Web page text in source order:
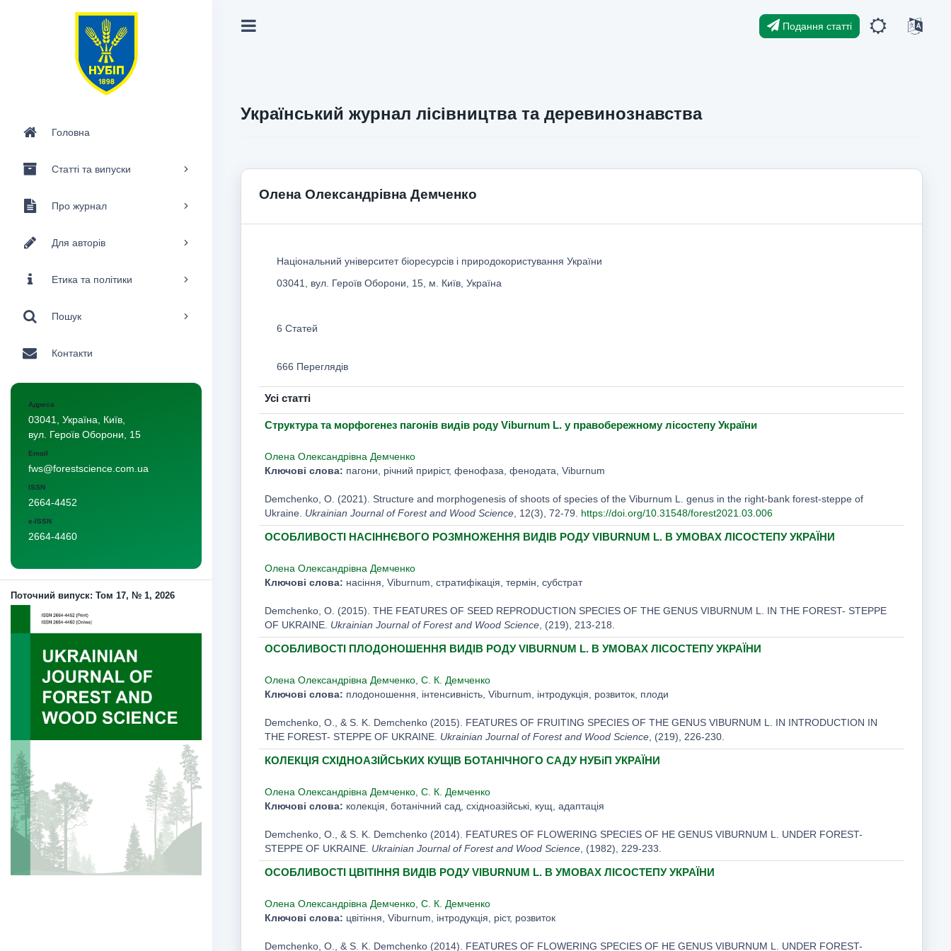
Головна
Статті та випуски
Про журнал
Для авторів
Етика та політики
Пошук
Контакти
Адреса
03041, Україна, Київ,
вул. Героїв Оборони, 15
Email
fws@forestscience.com.ua
ISSN
2664-4452
e-ISSN
2664-4460
Поточний випуск: Том 17, № 1, 2026
Подання статті
Український журнал лісівництва та деревинознавства
Олена Олександрівна Демченко
Національний університет біоресурсів і природокористування України
03041, вул. Героїв Оборони, 15, м. Київ, Україна
6 Статей
666 Переглядів
Усі статті
Структура та морфогенез пагонів видів роду Viburnum L. у правобережному лісостепу України
Олена Олександрівна Демченко
Ключові слова: пагони, річний приріст, фенофаза, фенодата, Viburnum
Demchenko, O. (2021). Structure and morphogenesis of shoots of species of the Viburnum L. genus in the right-bank forest-steppe of
Ukraine. Ukrainian Journal of Forest and Wood Science, 12(3), 72-79. https://doi.org/10.31548/forest2021.03.006
ОСОБЛИВОСТІ НАСІННЄВОГО РОЗМНОЖЕННЯ ВИДІВ РОДУ VIBURNUM L. В УМОВАХ ЛІСОСТЕПУ УКРАЇНИ
Олена Олександрівна Демченко
Ключові слова: насіння, Viburnum, стратифікація, термін, субстрат
Demchenko, O. (2015). THE FEATURES OF SEED REPRODUCTION SPECIES OF THE GENUS VIBURNUM L. IN THE FOREST- STEPPE
OF UKRAINE. Ukrainian Journal of Forest and Wood Science, (219), 213-218.
ОСОБЛИВОСТІ ПЛОДОНОШЕННЯ ВИДІВ РОДУ VIBURNUM L. В УМОВАХ ЛІСОСТЕПУ УКРАЇНИ
Олена Олександрівна Демченко, С. К. Демченко
Ключові слова: плодоношення, інтенсивність, Viburnum, інтродукція, розвиток, плоди
Demchenko, O., & S. K. Demchenko (2015). FEATURES OF FRUITING SPECIES OF THE GENUS VIBURNUM L. IN INTRODUCTION IN
THE FOREST- STEPPE OF UKRAINE. Ukrainian Journal of Forest and Wood Science, (219), 226-230.
КОЛЕКЦІЯ СХІДНОАЗІЙСЬКИХ КУЩІВ БОТАНІЧНОГО САДУ НУБіП УКРАЇНИ
Олена Олександрівна Демченко, С. К. Демченко
Ключові слова: колекція, ботанічний сад, східноазійські, кущ, адаптація
Demchenko, O., & S. K. Demchenko (2014). FEATURES OF FLOWERING SPECIES OF HE GENUS VIBURNUM L. UNDER FOREST-
STEPPE OF UKRAINE. Ukrainian Journal of Forest and Wood Science, (1982), 229-233.
ОСОБЛИВОСТІ ЦВІТІННЯ ВИДІВ РОДУ VIBURNUM L. В УМОВАХ ЛІСОСТЕПУ УКРАЇНИ
Олена Олександрівна Демченко, С. К. Демченко
Ключові слова: цвітіння, Viburnum, інтродукція, ріст, розвиток
Demchenko, O., & S. K. Demchenko (2014). FEATURES OF FLOWERING SPECIES OF HE GENUS VIBURNUM L. UNDER FOREST-